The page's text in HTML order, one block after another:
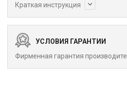
Краткая инструкция
УСЛОВИЯ ГАРАНТИИ
Фирменная гарантия